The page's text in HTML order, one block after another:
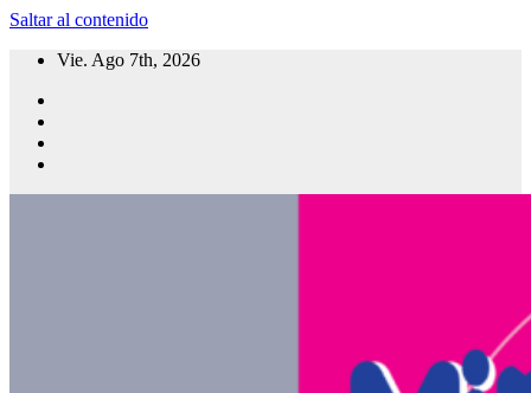
Saltar al contenido
Vie. Ago 7th, 2026